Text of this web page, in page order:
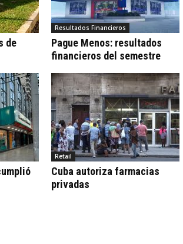
de
Resultados Financieros
Pague Menos: resultados
financieros del semestre
Retail
Cuba autoriza farmacias
privadas